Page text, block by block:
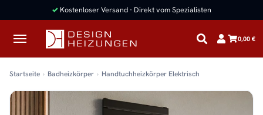
✓ Kostenloser Versand · Direkt vom Spezialisten
0,00 €
Startseite Badheizkörper Handtuchheizkörper Elektrisch